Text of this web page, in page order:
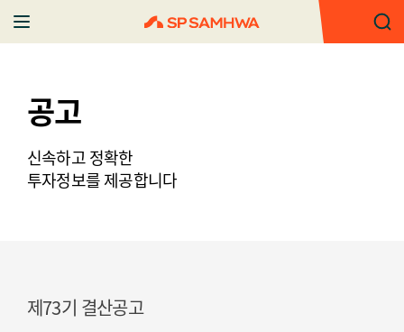
공고
신속하고 정확한
투자정보를 제공합니다
제73기 결산공고